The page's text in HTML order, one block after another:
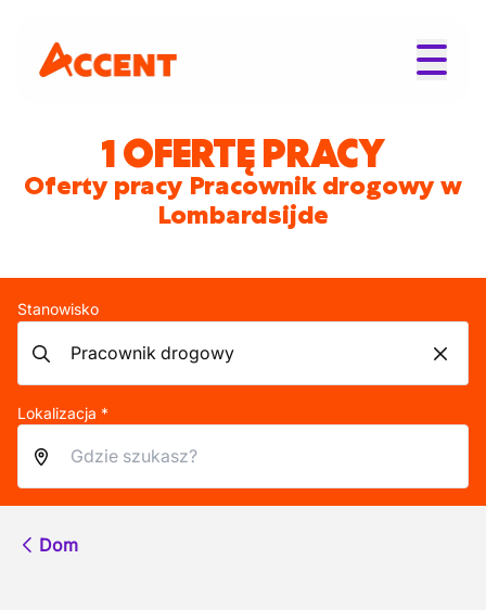
1 OFERTĘ PRACY
Oferty pracy Pracownik drogowy w
Lombardsijde
Stanowisko
Lokalizacja *
Dom